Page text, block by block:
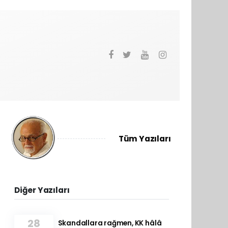
Tüm Yazıları
Diğer Yazıları
28 Skandallara rağmen, KK hâlâ